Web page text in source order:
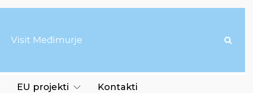
Visit Međimurje
EU projekti Kontakti